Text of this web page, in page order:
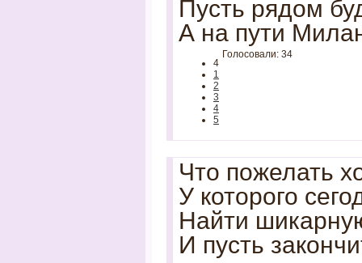
Пусть рядом
А на пути
4
1
2
3
4
5
Голосовали: 34
Что пожелать
У которого
Найти
И пусть